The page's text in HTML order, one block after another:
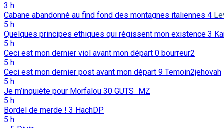
3 h
Cabane abandonné au find fond des montagnes italiennes 4
5 h
Quelques principes ethiques qui régissent mon existence 3
5 h
Ceci est mon dernier viol avant mon départ 0 bourreur2
5 h
Ceci est mon dernier post avant mon départ 9 Temoin2jehovah
5 h
Je m’inquiète pour Morfalou 30 GUTS_MZ
5 h
Bordel de merde ! 3 HachDP
5 h